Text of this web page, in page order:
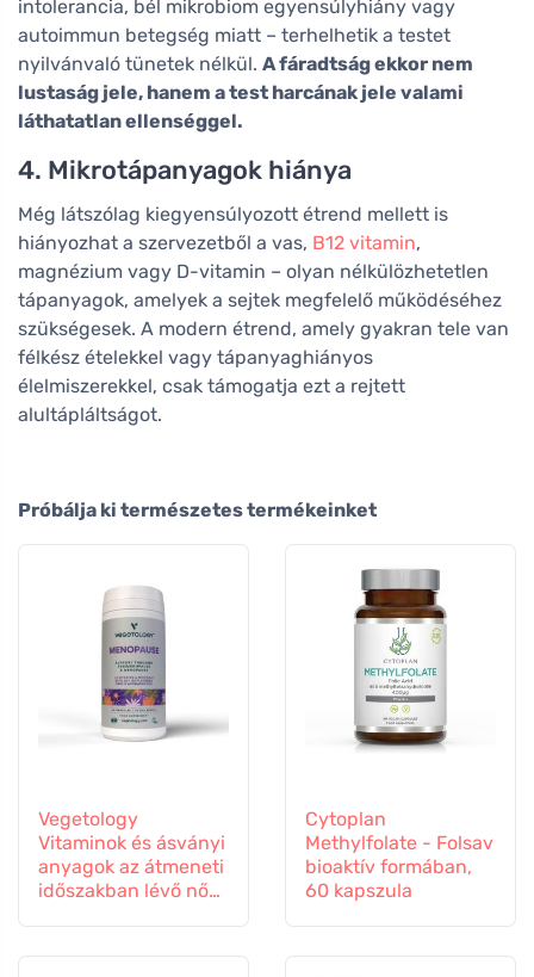
intolerancia, bél mikrobiom egyensúlyhiány vagy
autoimmun betegség miatt – terhelhetik a testet
nyilvánvaló tünetek nélkül. A fáradtság ekkor nem
lustaság jele, hanem a test harcának jele valami
láthatatlan ellenséggel.
4. Mikrotápanyagok hiánya
Még látszólag kiegyensúlyozott étrend mellett is
hiányozhat a szervezetből a vas, B12 vitamin,
magnézium vagy D-vitamin – olyan nélkülözhetetlen
tápanyagok, amelyek a sejtek megfelelő működéséhez
szükségesek. A modern étrend, amely gyakran tele van
félkész ételekkel vagy tápanyaghiányos
élelmiszerekkel, csak támogatja ezt a rejtett
alultápláltságot.
Próbálja ki természetes termékeinket
Vegetology
Vitaminok és ásványi
anyagok az átmeneti
időszakban lévő nők
Cytoplan
Methylfolate - Folsav
bioaktív formában,
60 kapszula